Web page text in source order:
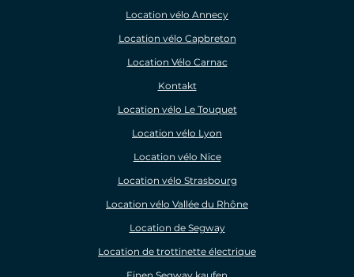
Location vélo Annecy
Location vélo Capbreton
Location Vélo Carnac
Kontakt
Location vélo Le Touquet
Location vélo Lyon
Location vélo Nice
Location vélo Strasbourg
Location vélo Vallée du Rhône
Location de Segway
Location de trottinette électrique